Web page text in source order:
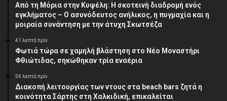
Από τη Μόρια στην Κυψέλη: Η σκοτεινή διαδρομή ενός
εγκλήματος – Ο ασυνόδευτος ανήλικος, η πυγμαχία και η
μοιραία συνάντηση με την άτυχη Σκωτσέζα
41 λεπτά πρίν
Φωτιά τώρα σε χαμηλή βλάστηση στο Νέο Μοναστήρι
Φθιώτιδας, σηκώθηκαν τρία εναέρια
54 λεπτά πρίν
Διακοπή λειτουργίας των ντους στα beach bars ζητά η
κοινότητα Σάρτης στη Χαλκιδική, επικαλείται